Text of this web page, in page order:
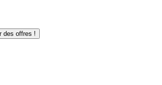
des offres !